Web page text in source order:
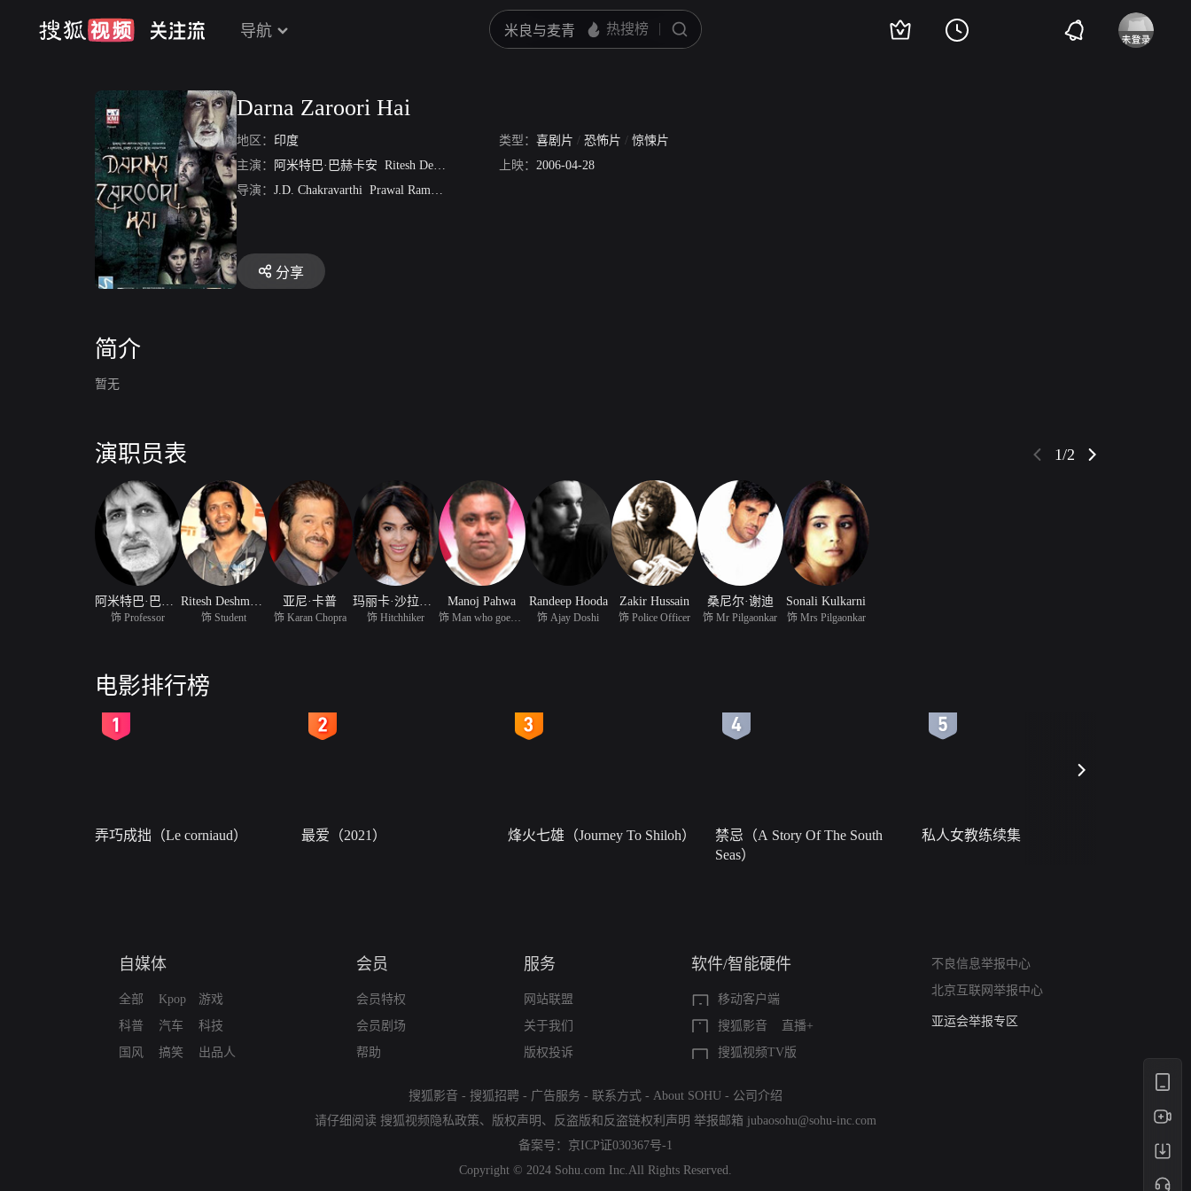
导航
Darna Zaroori Hai
地区： 印度 类型： 喜剧片 / 恐怖片 / 惊悚片
主演：
阿米特巴·巴赫卡安 Ritesh Deshmukh 亚尼·卡普 玛丽卡·沙拉瓦特
上映： 2006-04-28
导演： J.D. Chakravarthi Prawal Raman
分享
简介
暂无
演职员表 1/2
饰 Professor 饰 Student
亚尼·卡普
饰 Karan Chopra 饰 Hitchhiker
Manoj Pahwa Randeep Hooda
饰 Ajay Doshi
Zakir Hussain
饰 Police Officer
桑尼尔·谢迪
饰 Mr Pilgaonkar
Sonali Kulkarni
饰 Mrs Pilgaonkar
电影排行榜
弄巧成拙（Le corniaud） 最爱（2021） 烽火七雄（Journey To Shiloh）
禁忌（A Story Of The South
Seas）
私人女教练续集
自媒体
全部
科普
国风
Kpop
汽车
搞笑
游戏
科技
出品人
会员
会员特权
会员剧场
帮助
服务
网站联盟
关于我们
版权投诉
软件/智能硬件
移动客户端
搜狐影音
直播+
搜狐视频TV版
不良信息举报中心
北京互联网举报中心
算法推荐专项举报
亚运会举报专区
搜狐影音 - 搜狐招聘 - 广告服务 - 联系方式 - About SOHU - 公司介绍
请仔细阅读 搜狐视频隐私政策、 版权声明 、 反盗版和反盗链权利声明 举报邮箱 jubaosohu@sohu-inc.com
备案号： 京ICP证030367号-1
Copyright © 2024 Sohu.com Inc.All Rights Reserved.